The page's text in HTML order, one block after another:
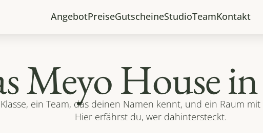
AngebotPreiseGutscheineStudioTeamKontakt
Meyo House in
ein Team, das deinen Namen kennt, und ein Raum
Hier erfährst du, wer dahintersteckt.